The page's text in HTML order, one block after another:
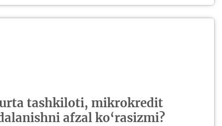
tashkiloti, mikrokredit
afzal ko‘rasizmi?